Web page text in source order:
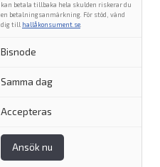
kan betala tillbaka hela skulden riskerar du
en betalningsanmärkning. För stöd, vänd
dig till hallåkonsument.se
Bisnode
Samma dag
Accepteras
Ansök nu